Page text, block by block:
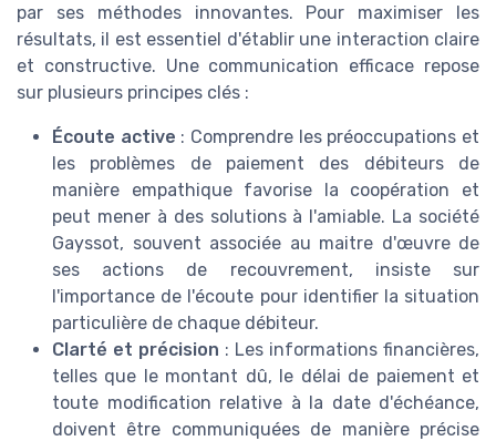
par ses méthodes innovantes. Pour maximiser les
résultats, il est essentiel d'établir une interaction claire
et constructive. Une communication efficace repose
sur plusieurs principes clés :
Écoute active : Comprendre les préoccupations et
les problèmes de paiement des débiteurs de
manière empathique favorise la coopération et
peut mener à des solutions à l'amiable. La société
Gayssot, souvent associée au maitre d'œuvre de
ses actions de recouvrement, insiste sur
l'importance de l'écoute pour identifier la situation
particulière de chaque débiteur.
Clarté et précision : Les informations financières,
telles que le montant dû, le délai de paiement et
toute modification relative à la date d'échéance,
doivent être communiquées de manière précise